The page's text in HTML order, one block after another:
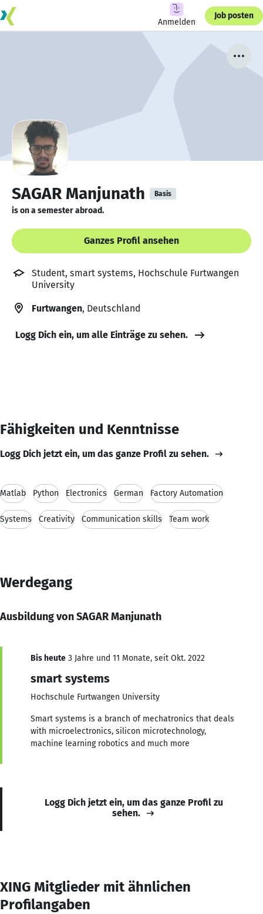
Anmelden
Job posten
SAGAR Manjunath Basis
is on a semester abroad.
Ganzes Profil ansehen
Student, smart systems, Hochschule Furtwangen
University
Furtwangen, Deutschland
Logg Dich ein, um alle Einträge zu sehen.
Fähigkeiten und Kenntnisse
Logg Dich jetzt ein, um das ganze Profil zu sehen.
Matlab Python Electronics German Factory Automation
Systems Creativity Communication skills Team work
Werdegang
Ausbildung von SAGAR Manjunath
Bis heute 3 Jahre und 11 Monate, seit Okt. 2022
smart systems
Hochschule Furtwangen University
Smart systems is a branch of mechatronics that deals
with microelectronics, silicon microtechnology,
machine learning robotics and much more
Logg Dich jetzt ein, um das ganze Profil zu
sehen.
XING Mitglieder mit ähnlichen
Profilangaben